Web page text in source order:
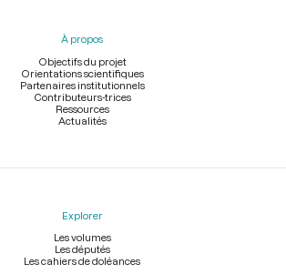
À propos
Objectifs du projet
Orientations scientifiques
Partenaires institutionnels
Contributeurs-trices
Ressources
Actualités
Explorer
Les volumes
Les députés
Les cahiers de doléances